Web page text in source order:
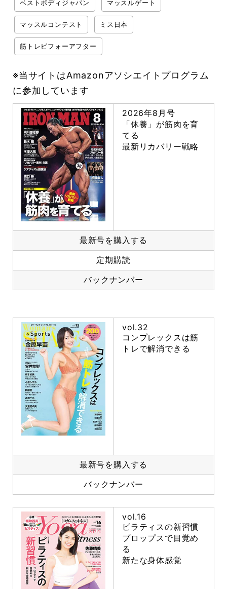
ベストボディジャパン マッスルゲート
マッスルコンテスト ミス日本
筋トレビフォーアフター
※当サイトはAmazonアソシエイトプログラム
に参加しています
2026年8月号
「休養」が筋肉を育
てる
最新リカバリー戦略
最新号を購入する
定期購読
バックナンバー
vol.32
コンプレックスは筋
トレで解消できる
最新号を購入する
バックナンバー
vol.16
ピラティスの新習慣
プロップスで目覚め
る
新たな身体感覚